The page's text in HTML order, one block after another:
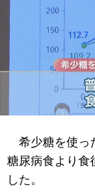
希少糖を使っ
糖尿病食より食
した。